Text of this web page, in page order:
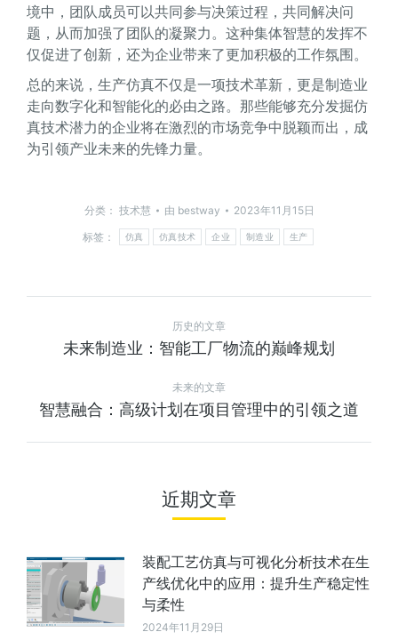
境中，团队成员可以共同参与决策过程，共同解决问
题，从而加强了团队的凝聚力。这种集体智慧的发挥不
仅促进了创新，还为企业带来了更加积极的工作氛围。
总的来说，生产仿真不仅是一项技术革新，更是制造业
走向数字化和智能化的必由之路。那些能够充分发掘仿
真技术潜力的企业将在激烈的市场竞争中脱颖而出，成
为引领产业未来的先锋力量。
分类： 技术慧 由 bestway
2023年11月15日
标签：
仿真 仿真技术 企业 制造业 生产
历史的文章
未来制造业：智能工厂物流的巅峰规划
未来的文章
智慧融合：高级计划在项目管理中的引领之道
近期文章
装配工艺仿真与可视化分析技术在生
产线优化中的应用：提升生产稳定性
与柔性
2024年11月29日